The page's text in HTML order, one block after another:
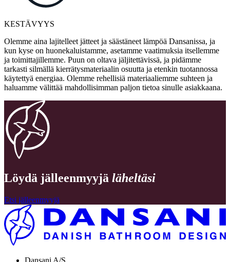
KESTÄVYYS
Olemme aina lajitelleet jätteet ja säästäneet lämpöä Dansanissa, ja
kun kyse on huonekaluistamme, asetamme vaatimuksia itsellemme
ja toimittajillemme. Puun on oltava jäljitettävissä, ja pidämme
tarkasti silmällä kierrätysmateriaalin osuutta ja etenkin tuotannossa
käytettyä energiaa. Olemme rehellisiä materiaaliemme suhteen ja
haluamme välittää mahdollisimman paljon tietoa sinulle asiakkaana.
Löydä jälleenmyyjä läheltäsi
Etsi jälleenmyyjä
Dansani A/S